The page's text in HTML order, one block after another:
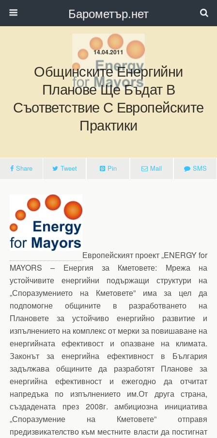
Барометър.нет
14.04.2011
Общинските Енергийни
Планове Ще Бъдат В
Съответствие С Европейските
Практики
Share Tweet Pin Mail SMS
Европейският проект „ENERGY for
MAYORS – Енергия за Кметовете: Мрежа на
устойчивите енергийни подържащи структури на
„Споразумението на Кметовете” има за цел да
подпомогне общините в разработването на
Плановете за устойчиво енергийно развитие и
изпълнението на комплекс от мерки за повишаване на
енергийната ефективост и опазване на климата.
Законът за енергийна ефективност в България
задължава общините да разработят Планове за
енергийна ефективност и ежегодно да отчитат
напредъка по изпълнението им.От друга страна,
създадената през 2008г. амбициозна инициатива
„Споразумение на Кметовете” отправя
предизвикателство към местните власти да постигнат